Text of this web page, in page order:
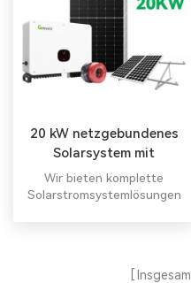
20 kW netzgebundenes
Solarsystem mit
Batteriespeicher
Wir bieten komplette
Solarstromsystemlösungen